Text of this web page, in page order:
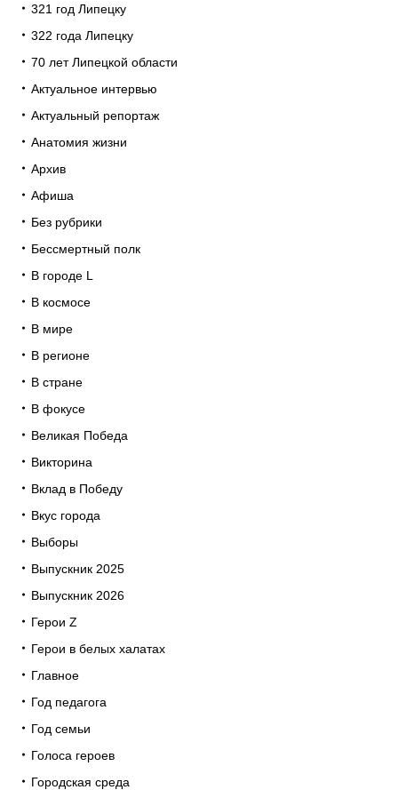
321 год Липецку
322 года Липецку
70 лет Липецкой области
Актуальное интервью
Актуальный репортаж
Анатомия жизни
Архив
Афиша
Без рубрики
Бессмертный полк
В городе L
В космосе
В мире
В регионе
В стране
В фокусе
Великая Победа
Викторина
Вклад в Победу
Вкус города
Выборы
Выпускник 2025
Выпускник 2026
Герои Z
Герои в белых халатах
Главное
Год педагога
Год семьи
Голоса героев
Городская среда